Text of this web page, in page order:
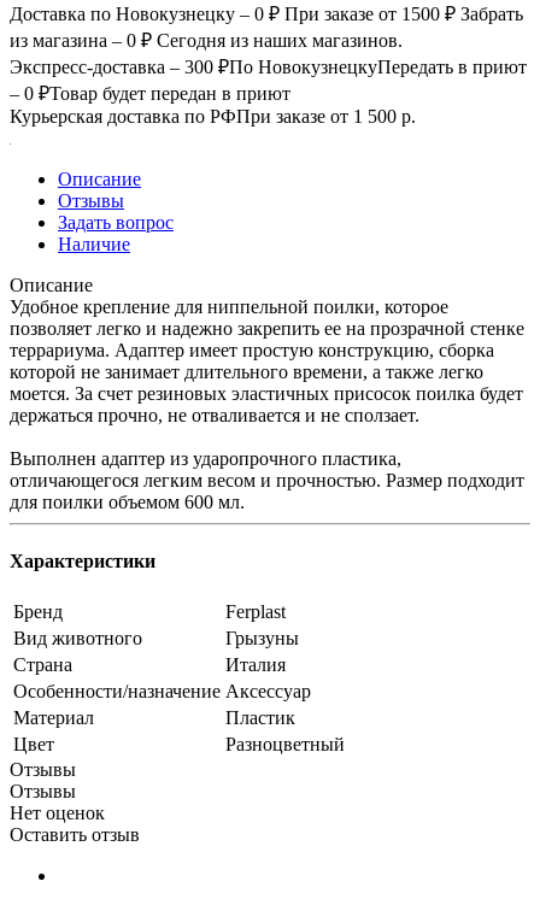
Доставка по Новокузнецку – 0 ₽ При заказе от 1500 ₽ Забрать
из магазина – 0 ₽ Сегодня из наших магазинов.
Экспресс-доставка – 300 ₽По НовокузнецкуПередать в приют
– 0 ₽Товар будет передан в приют
Курьерская доставка по РФПри заказе от 1 500 р.
Описание
Отзывы
Задать вопрос
Наличие
Описание
Удобное крепление для ниппельной поилки, которое
позволяет легко и надежно закрепить ее на прозрачной стенке
террариума. Адаптер имеет простую конструкцию, сборка
которой не занимает длительного времени, а также легко
моется. За счет резиновых эластичных присосок поилка будет
держаться прочно, не отваливается и не сползает.
Выполнен адаптер из ударопрочного пластика,
отличающегося легким весом и прочностью. Размер подходит
для поилки объемом 600 мл.
Характеристики
Бренд
Ferplast
Вид животного
Грызуны
Страна
Италия
Особенности/назначение Аксессуар
Материал
Пластик
Цвет
Разноцветный
Отзывы
Отзывы
Нет оценок
Оставить отзыв